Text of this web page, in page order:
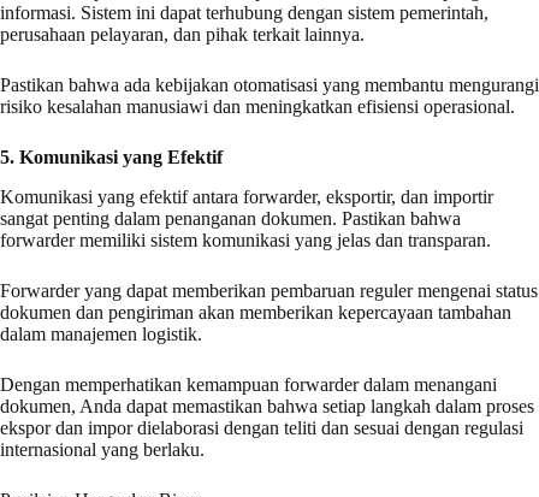
informasi. Sistem ini dapat terhubung dengan sistem pemerintah,
perusahaan pelayaran, dan pihak terkait lainnya.
Pastikan bahwa ada kebijakan otomatisasi yang membantu mengurangi
risiko kesalahan manusiawi dan meningkatkan efisiensi operasional.
5. Komunikasi yang Efektif
Komunikasi yang efektif antara forwarder, eksportir, dan importir
sangat penting dalam penanganan dokumen. Pastikan bahwa
forwarder memiliki sistem komunikasi yang jelas dan transparan.
Forwarder yang dapat memberikan pembaruan reguler mengenai status
dokumen dan pengiriman akan memberikan kepercayaan tambahan
dalam manajemen logistik.
Dengan memperhatikan kemampuan forwarder dalam menangani
dokumen, Anda dapat memastikan bahwa setiap langkah dalam proses
ekspor dan impor dielaborasi dengan teliti dan sesuai dengan regulasi
internasional yang berlaku.